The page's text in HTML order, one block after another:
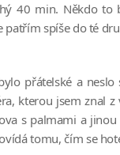
40 min. Někdo to
patřím spíše do té
přátelské a
kterou jsem znal
s palmami a
tomu, čím se